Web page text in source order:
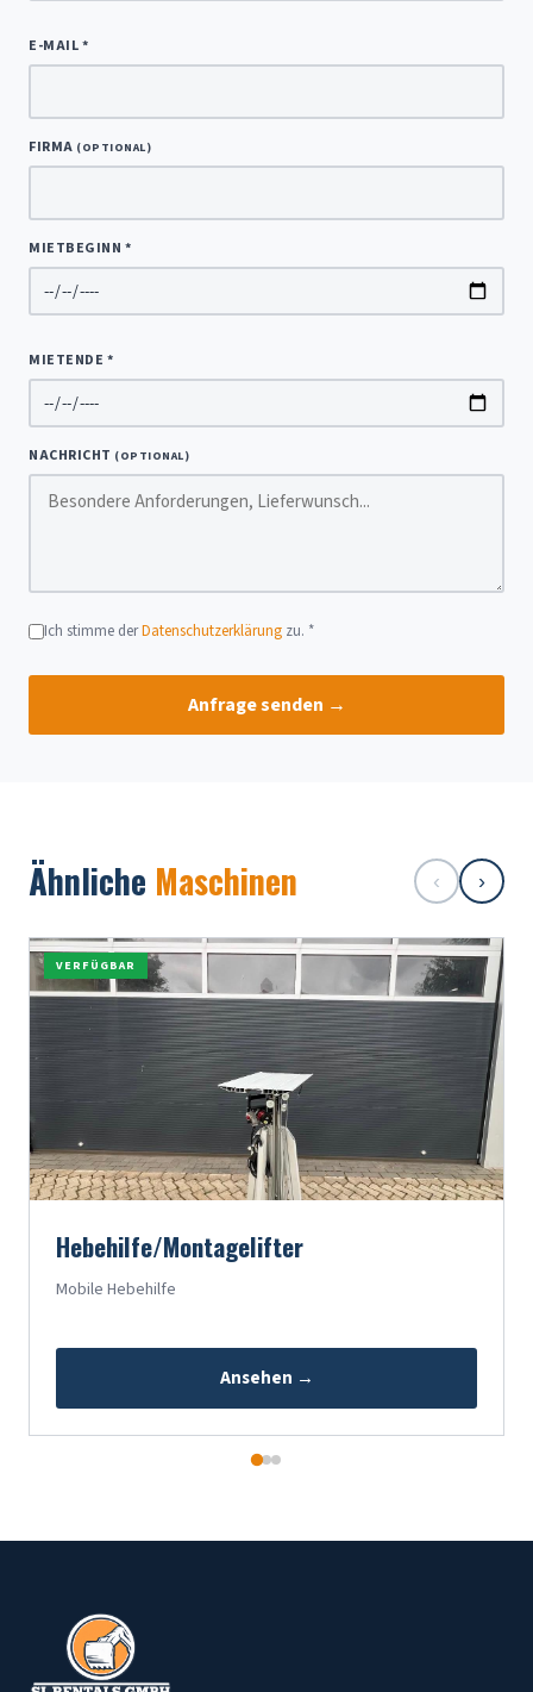
E-MAIL *
FIRMA (OPTIONAL)
MIETBEGINN *
MIETENDE *
NACHRICHT (OPTIONAL)
Ich stimme derDatenschutzerklärung zu. *
Anfrage senden →
Ähnliche Maschinen ‹ ›
VERFÜGBAR
Hebehilfe/Montagelifter
Mobile Hebehilfe
Ansehen →